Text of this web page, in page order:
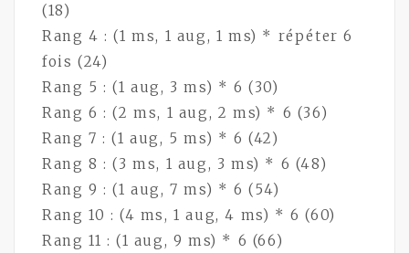
(18)
Rang 4 : (1 ms, 1 aug, 1 ms) * répéter 6
fois (24)
Rang 5 : (1 aug, 3 ms) * 6 (30)
Rang 6 : (2 ms, 1 aug, 2 ms) * 6 (36)
Rang 7 : (1 aug, 5 ms) * 6 (42)
Rang 8 : (3 ms, 1 aug, 3 ms) * 6 (48)
Rang 9 : (1 aug, 7 ms) * 6 (54)
Rang 10 : (4 ms, 1 aug, 4 ms) * 6 (60)
Rang 11 : (1 aug, 9 ms) * 6 (66)